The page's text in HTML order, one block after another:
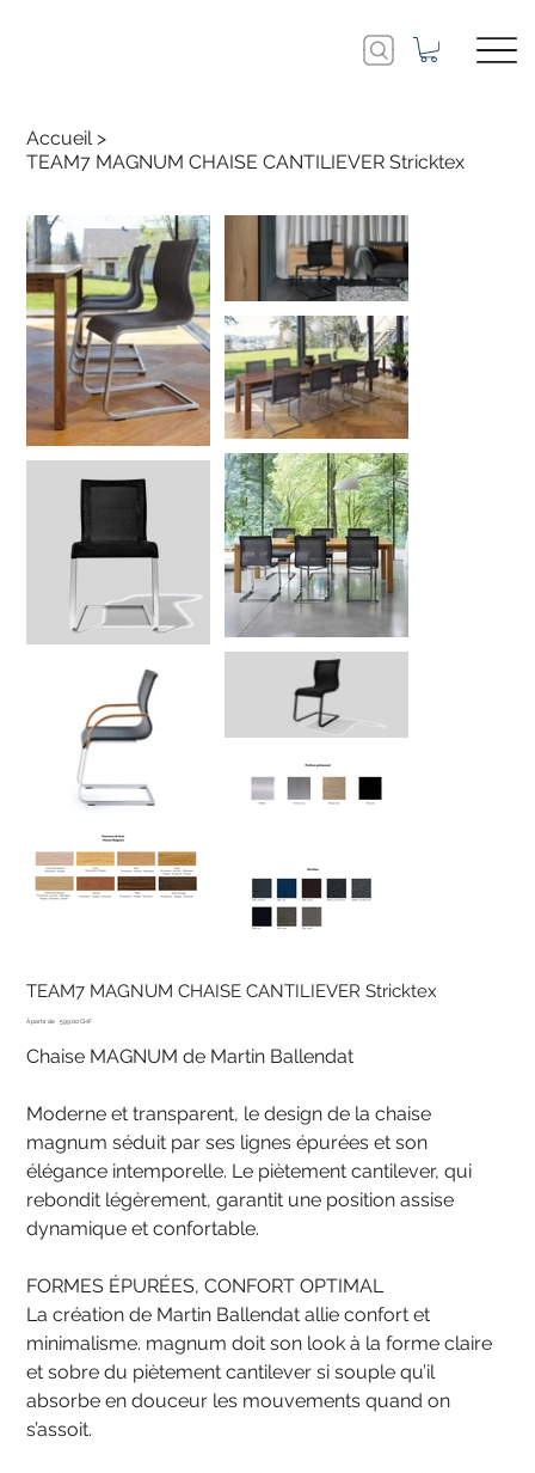
Accueil >
TEAM7 MAGNUM CHAISE CANTILIEVER Stricktex
TEAM7 MAGNUM CHAISE CANTILIEVER Stricktex
À partir de Prix
599.00 CHF
Chaise MAGNUM de Martin Ballendat
Moderne et transparent, le design de la chaise
magnum séduit par ses lignes épurées et son
élégance intemporelle. Le piètement cantilever, qui
rebondit légèrement, garantit une position assise
dynamique et confortable.
FORMES ÉPURÉES, CONFORT OPTIMAL
La création de Martin Ballendat allie confort et
minimalisme. magnum doit son look à la forme claire
et sobre du piètement cantilever si souple qu’il
absorbe en douceur les mouvements quand on
s’assoit.